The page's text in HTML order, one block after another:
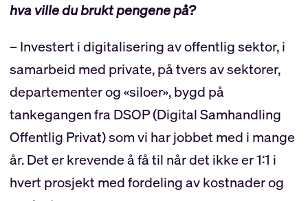
hva ville du brukt pengene på?
– Investert i digitalisering av offentlig sektor, i
samarbeid med private, på tvers av sektorer,
departementer og «siloer», bygd på
tankegangen fra DSOP (Digital Samhandling
Offentlig Privat) som vi har jobbet med i mange
år. Det er krevende å få til når det ikke er 1:1 i
hvert prosjekt med fordeling av kostnader og